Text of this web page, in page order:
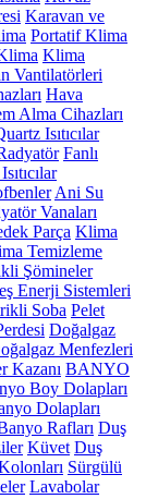
Karavan ve
Portatif Klima
Klima
Vantilatörleri
Hava
Alma Cihazları
Isıtıcılar
Fanlı
Ani Su
Vanaları
Parça Klima
Temizleme
Şömineler
Enerji Sistemleri
Soba Pelet
Doğalgaz
Menfezleri
Kazanı BANYO
Boy Dolapları
Dolapları
Rafları Duş
Küvet Duş
Sürgülü
Lavabolar